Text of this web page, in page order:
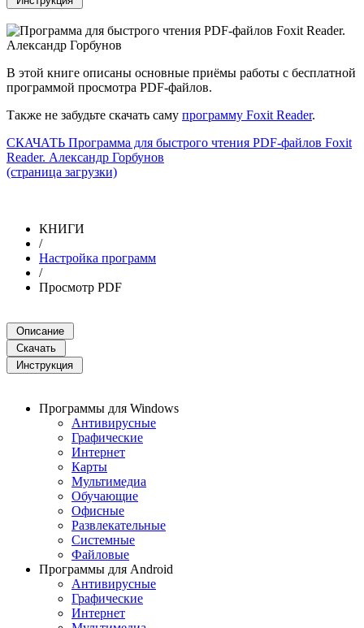
В этой книге описаны основные приёмы работы с бесплатной
программой просмотра PDF-файлов.
Также не забудьте скачать саму программу Foxit Reader.
СКАЧАТЬ Программа для быстрого чтения PDF-файлов Foxit
Reader. Александр Горбунов
(страница загрузки)
КНИГИ
/
Настройка программ
/
Просмотр PDF
Программы для Windows
Антивирусные
Графические
Интернет
Карты
Мультимедиа
Обучающие
Офисные
Развлекательные
Системные
Файловые
Программы для Android
Антивирусные
Графические
Интернет